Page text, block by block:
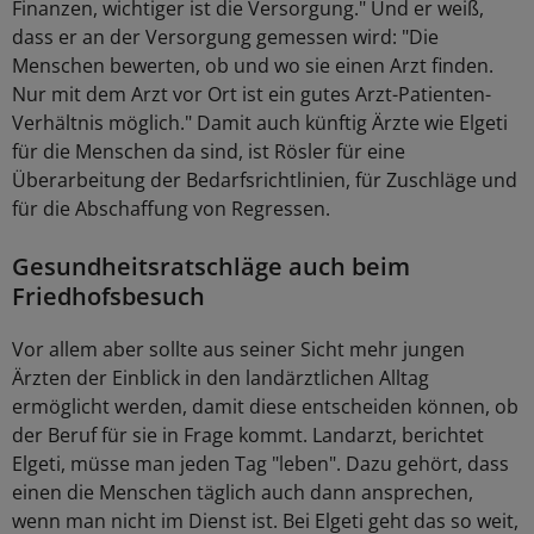
Finanzen, wichtiger ist die Versorgung." Und er weiß,
dass er an der Versorgung gemessen wird: "Die
Menschen bewerten, ob und wo sie einen Arzt finden.
Nur mit dem Arzt vor Ort ist ein gutes Arzt-Patienten-
Verhältnis möglich." Damit auch künftig Ärzte wie Elgeti
für die Menschen da sind, ist Rösler für eine
Überarbeitung der Bedarfsrichtlinien, für Zuschläge und
für die Abschaffung von Regressen.
Gesundheitsratschläge auch beim
Friedhofsbesuch
Vor allem aber sollte aus seiner Sicht mehr jungen
Ärzten der Einblick in den landärztlichen Alltag
ermöglicht werden, damit diese entscheiden können, ob
der Beruf für sie in Frage kommt. Landarzt, berichtet
Elgeti, müsse man jeden Tag "leben". Dazu gehört, dass
einen die Menschen täglich auch dann ansprechen,
wenn man nicht im Dienst ist. Bei Elgeti geht das so weit,